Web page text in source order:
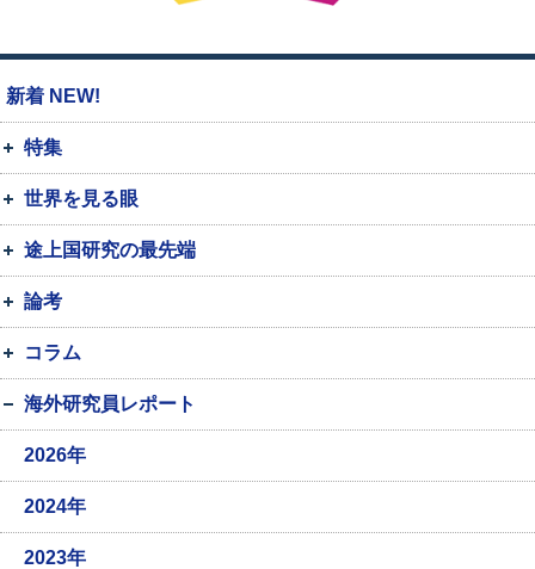
新着 NEW!
特集
世界を見る眼
途上国研究の最先端
論考
コラム
海外研究員レポート
2026年
2024年
2023年